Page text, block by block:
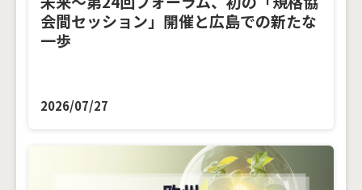
会間セッション」開催と広島での新たな
一歩
2026/07/27